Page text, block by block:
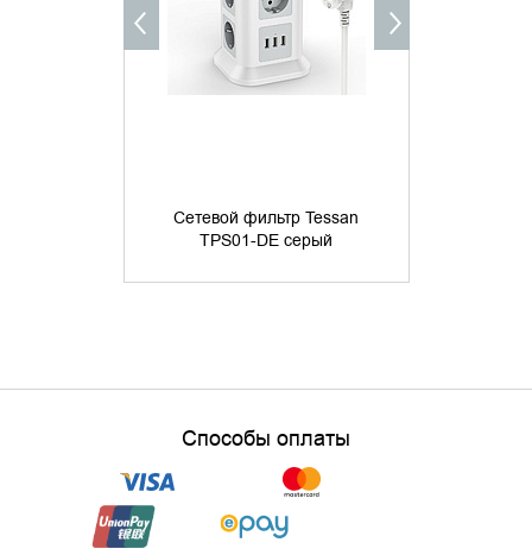
Сетевой фильтр Tessan
TPS01-DE серый
Способы оплаты